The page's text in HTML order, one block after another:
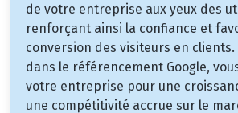
de votre entreprise aux yeux des
renforçant ainsi la confiance et
conversion des visiteurs en
dans le référencement Google,
votre entreprise pour une
une compétitivité accrue sur le